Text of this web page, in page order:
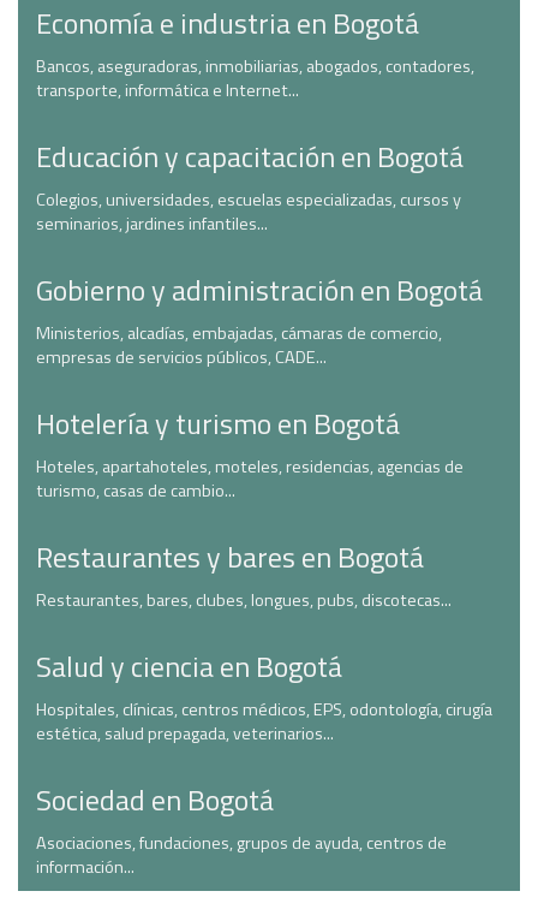
Economía e industria en Bogotá
Bancos, aseguradoras, inmobiliarias, abogados, contadores,
transporte, informática e Internet...
Educación y capacitación en Bogotá
Colegios, universidades, escuelas especializadas, cursos y
seminarios, jardines infantiles...
Gobierno y administración en Bogotá
Ministerios, alcadías, embajadas, cámaras de comercio,
empresas de servicios públicos, CADE...
Hotelería y turismo en Bogotá
Hoteles, apartahoteles, moteles, residencias, agencias de
turismo, casas de cambio...
Restaurantes y bares en Bogotá
Restaurantes, bares, clubes, longues, pubs, discotecas...
Salud y ciencia en Bogotá
Hospitales, clínicas, centros médicos, EPS, odontología, cirugía
estética, salud prepagada, veterinarios...
Sociedad en Bogotá
Asociaciones, fundaciones, grupos de ayuda, centros de
información...